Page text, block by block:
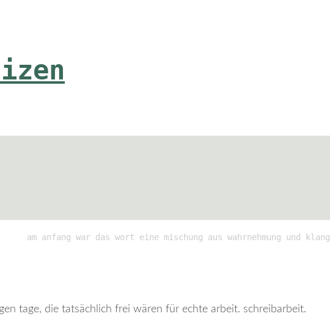
am anfang war das wort eine mischung aus wahrnehmung und klang
tage, die tatsächlich frei wären für echte arbeit. schreibarbeit.